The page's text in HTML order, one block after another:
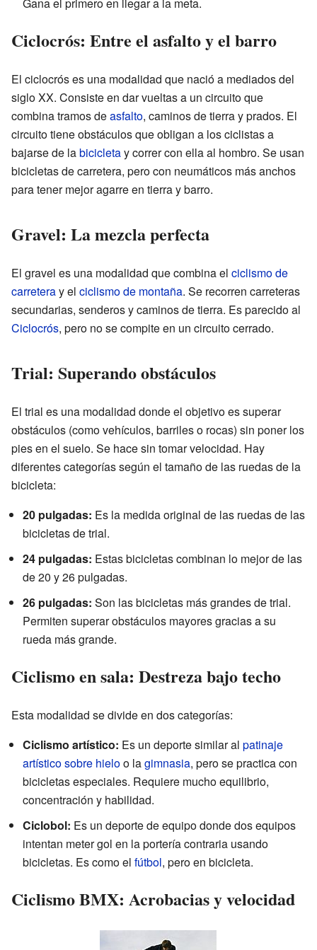
Gana el primero en llegar a la meta.
Ciclocrós: Entre el asfalto y el barro
El ciclocrós es una modalidad que nació a mediados del
siglo XX. Consiste en dar vueltas a un circuito que
combina tramos deasfalto, caminos de tierra y prados. El
circuito tiene obstáculos que obligan a los ciclistas a
bajarse de labicicletay correr con ella al hombro. Se usan
bicicletas de carretera, pero con neumáticos más anchos
para tener mejor agarre en tierra y barro.
Gravel: La mezcla perfecta
El gravel es una modalidad que combina el ciclismo de
carreteray el ciclismo de montaña. Se recorren carreteras
secundarias, senderos y caminos de tierra. Es parecido al
Ciclocrós, pero no se compite en un circuito cerrado.
Trial: Superando obstáculos
El trial es una modalidad donde el objetivo es superar
obstáculos (como vehículos, barriles o rocas) sin poner los
pies en el suelo. Se hace sin tomar velocidad. Hay
diferentes categorías según el tamaño de las ruedas de la
bicicleta:
20 pulgadas: Es la medida original de las ruedas de las
bicicletas de trial.
24 pulgadas: Estas bicicletas combinan lo mejor de las
de 20 y 26 pulgadas.
26 pulgadas: Son las bicicletas más grandes de trial.
Permiten superar obstáculos mayores gracias a su
rueda más grande.
Ciclismo en sala: Destreza bajo techo
Esta modalidad se divide en dos categorías:
Ciclismo artístico: Es un deporte similar al patinaje
artístico sobre hieloo lagimnasia, pero se practica con
bicicletas especiales. Requiere mucho equilibrio,
concentración y habilidad.
Ciclobol: Es un deporte de equipo donde dos equipos
intentan meter gol en la portería contraria usando
bicicletas. Es como el fútbol, pero en bicicleta.
Ciclismo BMX: Acrobacias y velocidad